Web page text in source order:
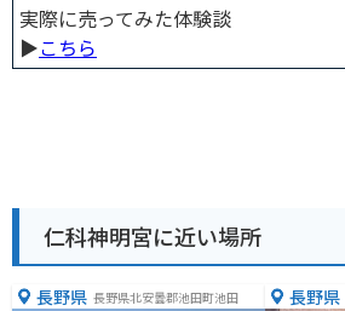
実際に売ってみた体験談
▶︎こちら
仁科神明宮に近い場所
長野県 長野県北安曇郡池田町池田 長野県